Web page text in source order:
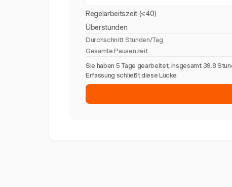
Regelarbeitszeit (≤40)
Überstunden
Durchschnitt Stunden/Tag
Gesamte Pausenzeit
Sie haben 5 Tage gearbeitet, insgesamt 39.8
Erfassung schließt diese Lücke.